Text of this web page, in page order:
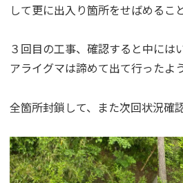
して更に出入り箇所をせばめるこ
３回目の工事、確認すると中には
アライグマは諦めて出て行ったよ
全箇所封鎖して、また次回状況確